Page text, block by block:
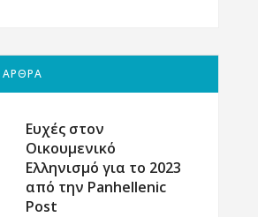
Ευχές στον
Οικουμενικό
Ελληνισμό για το 2023
από την Panhellenic
Post